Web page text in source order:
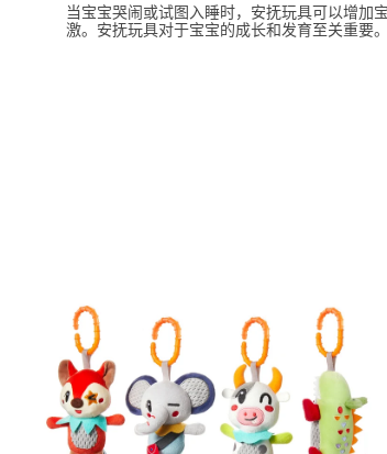
当宝宝哭闹或试图入睡时，安抚玩具可以增加
激。安抚玩具对于宝宝的成长和发育至关重要。